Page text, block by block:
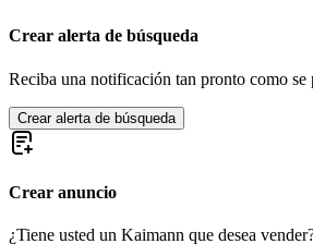
Crear alerta de búsqueda
Reciba una notificación tan pronto como
Crear alerta de búsqueda
Crear anuncio
¿Tiene usted un Kaimann que desea